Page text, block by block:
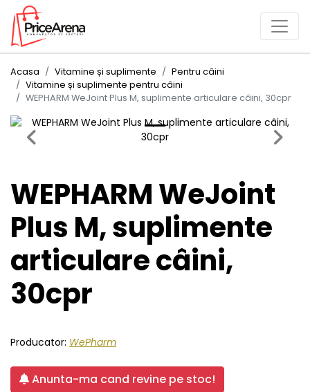
Acasa Vitamine și suplimente
Pentru câini
Vitamine și suplimente pentru câini
WEPHARM WeJoint Plus M, suplimente articulare câini, 30cpr
Previous Next
WEPHARM WeJoint
Plus M, suplimente
articulare câini,
30cpr
Producator: WePharm
Anunta-ma cand revine pe stoc!